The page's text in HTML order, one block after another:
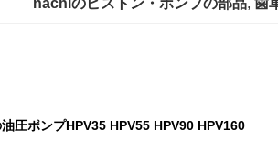
nachiのピストン・ポンプの部品, 歯
圧ポンプHPV35 HPV55 HPV90 HPV160